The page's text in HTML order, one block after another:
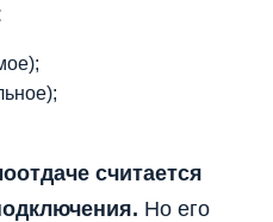
считается
Но его